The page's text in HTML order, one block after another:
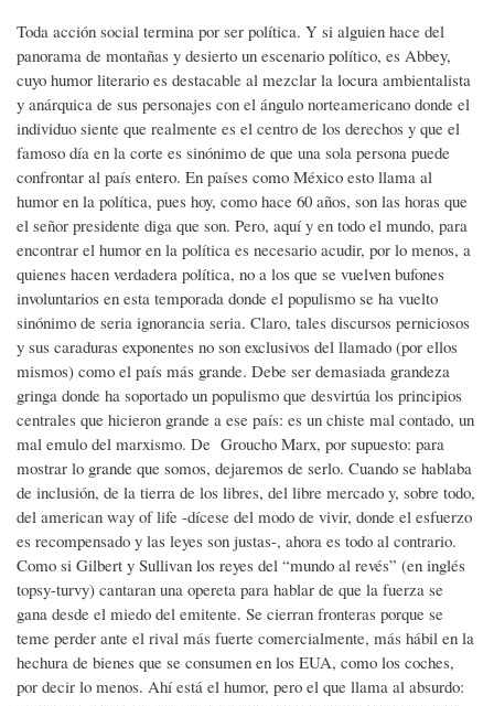
Toda acción social termina por ser política. Y si alguien hace del
panorama de montañas y desierto un escenario político, es Abbey,
cuyo humor literario es destacable al mezclar la locura ambientalista
y anárquica de sus personajes con el ángulo norteamericano donde el
individuo siente que realmente es el centro de los derechos y que el
famoso día en la corte es sinónimo de que una sola persona puede
confrontar al país entero. En países como México esto llama al
humor en la política, pues hoy, como hace 60 años, son las horas que
el señor presidente diga que son. Pero, aquí y en todo el mundo, para
encontrar el humor en la política es necesario acudir, por lo menos, a
quienes hacen verdadera política, no a los que se vuelven bufones
involuntarios en esta temporada donde el populismo se ha vuelto
sinónimo de seria ignorancia seria. Claro, tales discursos perniciosos
y sus caraduras exponentes no son exclusivos del llamado (por ellos
mismos) como el país más grande. Debe ser demasiada grandeza
gringa donde ha soportado un populismo que desvirtúa los principios
centrales que hicieron grande a ese país: es un chiste mal contado, un
mal emulo del marxismo. De Groucho Marx, por supuesto: para
mostrar lo grande que somos, dejaremos de serlo. Cuando se hablaba
de inclusión, de la tierra de los libres, del libre mercado y, sobre todo,
del american way of life -dícese del modo de vivir, donde el esfuerzo
es recompensado y las leyes son justas-, ahora es todo al contrario.
Como si Gilbert y Sullivan los reyes del “mundo al revés” (en inglés
topsy-turvy) cantaran una opereta para hablar de que la fuerza se
gana desde el miedo del emitente. Se cierran fronteras porque se
teme perder ante el rival más fuerte comercialmente, más hábil en la
hechura de bienes que se consumen en los EUA, como los coches,
por decir lo menos. Ahí está el humor, pero el que llama al absurdo: